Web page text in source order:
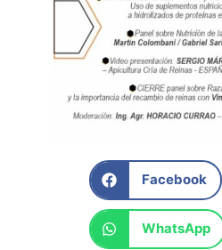
Facebook
WhatsApp